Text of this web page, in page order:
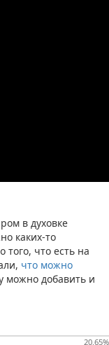
в духовке
каких-то
того, что есть на
что можно
можно добавить и
20.65%